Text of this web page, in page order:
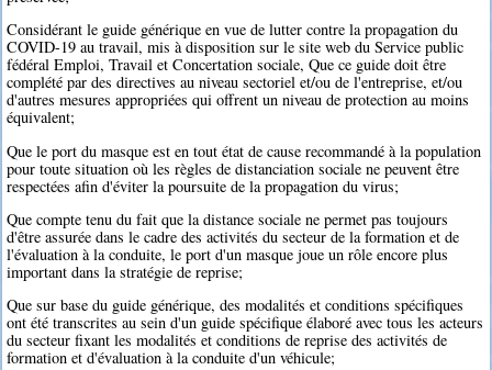
Considérant le guide générique en vue de lutter contre la propagation du
COVID-19 au travail, mis à disposition sur le site web du Service public
fédéral Emploi, Travail et Concertation sociale, Que ce guide doit être
complété par des directives au niveau sectoriel et/ou de l'entreprise, et/ou
d'autres mesures appropriées qui offrent un niveau de protection au moins
équivalent;
Que le port du masque est en tout état de cause recommandé à la population
pour toute situation où les règles de distanciation sociale ne peuvent être
respectées afin d'éviter la poursuite de la propagation du virus;
Que compte tenu du fait que la distance sociale ne permet pas toujours
d'être assurée dans le cadre des activités du secteur de la formation et de
l'évaluation à la conduite, le port d'un masque joue un rôle encore plus
important dans la stratégie de reprise;
Que sur base du guide générique, des modalités et conditions spécifiques
ont été transcrites au sein d'un guide spécifique élaboré avec tous les acteurs
du secteur fixant les modalités et conditions de reprise des activités de
formation et d'évaluation à la conduite d'un véhicule;